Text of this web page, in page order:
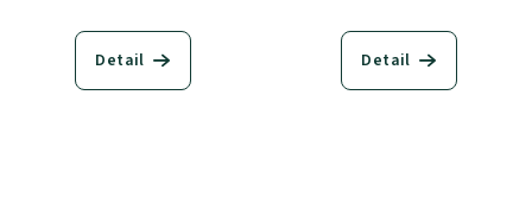
Detail Detail